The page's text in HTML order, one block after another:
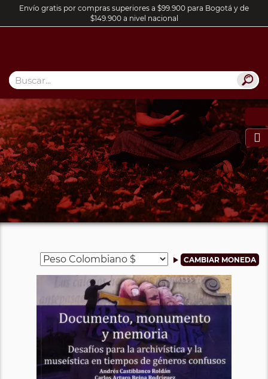
Envío gratis por compras superiores a $99.900 para Bogotá y de
$149.900 a nivel nacional
